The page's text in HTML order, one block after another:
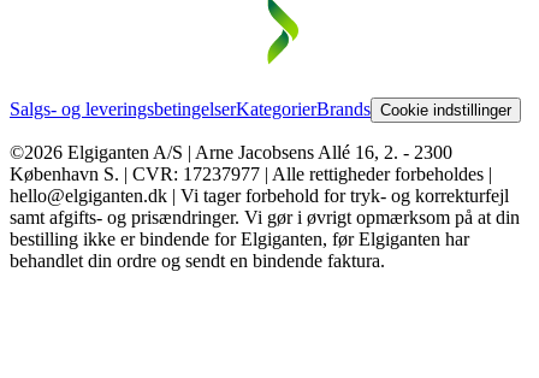
Salgs- og leveringsbetingelserKategorierBrands Cookie indstillinger
©2026 Elgiganten A/S | Arne Jacobsens Allé 16, 2. - 2300
København S. | CVR: 17237977 | Alle rettigheder forbeholdes |
hello@elgiganten.dk | Vi tager forbehold for tryk- og korrekturfejl
samt afgifts- og prisændringer. Vi gør i øvrigt opmærksom på at din
bestilling ikke er bindende for Elgiganten, før Elgiganten har
behandlet din ordre og sendt en bindende faktura.